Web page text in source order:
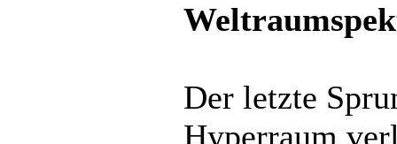
Der letzte
Hyperraum